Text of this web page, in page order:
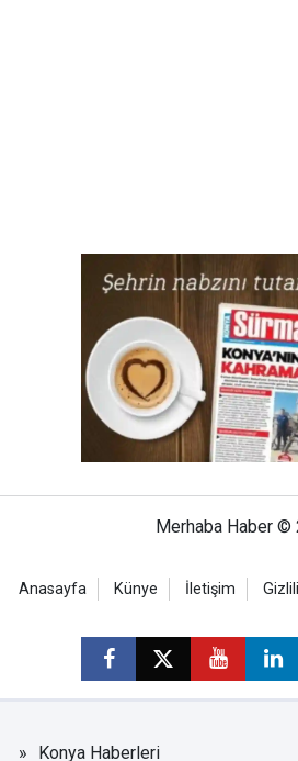
Merhaba Haber ©
Anasayfa Künye İletişim
Konya Haberleri